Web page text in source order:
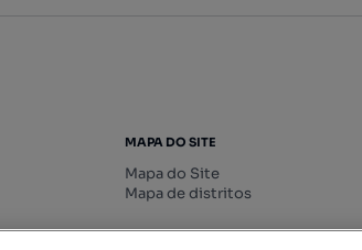
MAPA DO SITE
Mapa do Site
Mapa de distritos